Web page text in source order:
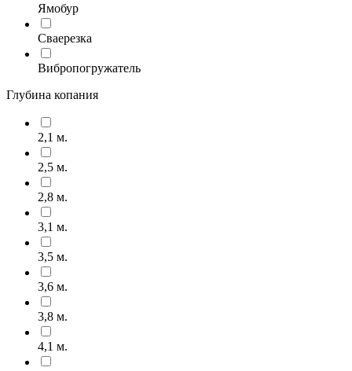
Ямобур
Сваерезка
Вибропогружатель
Глубина копания
2,1 м.
2,5 м.
2,8 м.
3,1 м.
3,5 м.
3,6 м.
3,8 м.
4,1 м.